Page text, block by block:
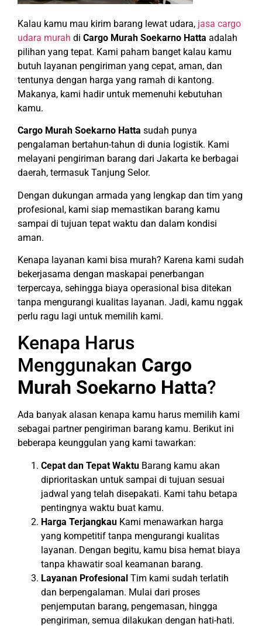
Kalau kamu mau kirim barang lewat udara, jasa cargo
udara murah di Cargo Murah Soekarno Hatta adalah
pilihan yang tepat. Kami paham banget kalau kamu
butuh layanan pengiriman yang cepat, aman, dan
tentunya dengan harga yang ramah di kantong.
Makanya, kami hadir untuk memenuhi kebutuhan
kamu.
Cargo Murah Soekarno Hatta sudah punya
pengalaman bertahun-tahun di dunia logistik. Kami
melayani pengiriman barang dari Jakarta ke berbagai
daerah, termasuk Tanjung Selor.
Dengan dukungan armada yang lengkap dan tim yang
profesional, kami siap memastikan barang kamu
sampai di tujuan tepat waktu dan dalam kondisi
aman.
Kenapa layanan kami bisa murah? Karena kami sudah
bekerjasama dengan maskapai penerbangan
terpercaya, sehingga biaya operasional bisa ditekan
tanpa mengurangi kualitas layanan. Jadi, kamu nggak
perlu ragu lagi untuk memilih kami.
Kenapa Harus
Menggunakan Cargo
Murah Soekarno Hatta?
Ada banyak alasan kenapa kamu harus memilih kami
sebagai partner pengiriman barang kamu. Berikut ini
beberapa keunggulan yang kami tawarkan:
Cepat dan Tepat Waktu Barang kamu akan
diprioritaskan untuk sampai di tujuan sesuai
jadwal yang telah disepakati. Kami tahu betapa
pentingnya waktu buat kamu.
Harga Terjangkau Kami menawarkan harga
yang kompetitif tanpa mengurangi kualitas
layanan. Dengan begitu, kamu bisa hemat biaya
tanpa khawatir soal keamanan barang.
Layanan Profesional Tim kami sudah terlatih
dan berpengalaman. Mulai dari proses
penjemputan barang, pengemasan, hingga
pengiriman, semua dilakukan dengan hati-hati.